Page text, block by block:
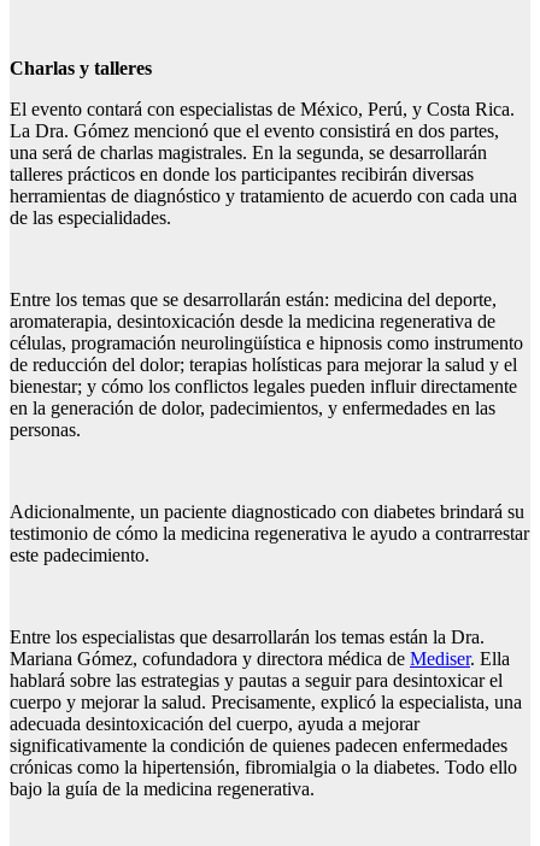
Charlas y talleres
El evento contará con especialistas de México, Perú, y Costa Rica.
La Dra. Gómez mencionó que el evento consistirá en dos partes,
una será de charlas magistrales. En la segunda, se desarrollarán
talleres prácticos en donde los participantes recibirán diversas
herramientas de diagnóstico y tratamiento de acuerdo con cada una
de las especialidades.
Entre los temas que se desarrollarán están: medicina del deporte,
aromaterapia, desintoxicación desde la medicina regenerativa de
células, programación neurolingüística e hipnosis como instrumento
de reducción del dolor; terapias holísticas para mejorar la salud y el
bienestar; y cómo los conflictos legales pueden influir directamente
en la generación de dolor, padecimientos, y enfermedades en las
personas.
Adicionalmente, un paciente diagnosticado con diabetes brindará su
testimonio de cómo la medicina regenerativa le ayudo a contrarrestar
este padecimiento.
Entre los especialistas que desarrollarán los temas están la Dra.
Mariana Gómez, cofundadora y directora médica de Mediser. Ella
hablará sobre las estrategias y pautas a seguir para desintoxicar el
cuerpo y mejorar la salud. Precisamente, explicó la especialista, una
adecuada desintoxicación del cuerpo, ayuda a mejorar
significativamente la condición de quienes padecen enfermedades
crónicas como la hipertensión, fibromialgia o la diabetes. Todo ello
bajo la guía de la medicina regenerativa.